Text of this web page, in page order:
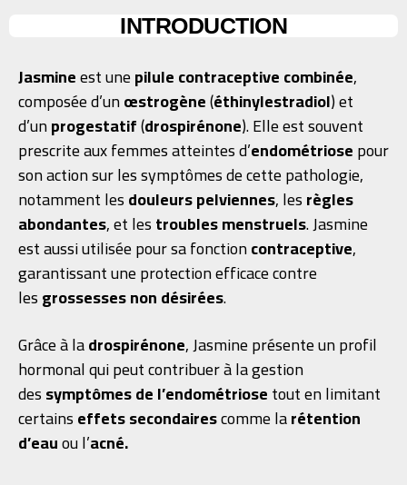
INTRODUCTION
Jasmineest unepilule contraceptive combinée,
composée d’unœstrogène(éthinylestradiol) et
d’unprogestatif(drospirénone). Elle est souvent
prescrite aux femmes atteintes d’endométriosepour
son action sur les symptômes de cette pathologie,
notamment lesdouleurs pelviennes, lesrègles
abondantes, et lestroubles menstruels. Jasmine
est aussi utilisée pour sa fonctioncontraceptive,
garantissant une protection efficace contre
lesgrossesses non désirées.
Grâce à ladrospirénone, Jasmine présente un profil
hormonal qui peut contribuer à la gestion
dessymptômes de l’endométriosetout en limitant
certainseffets secondairescomme larétention
d’eauou l’acné.